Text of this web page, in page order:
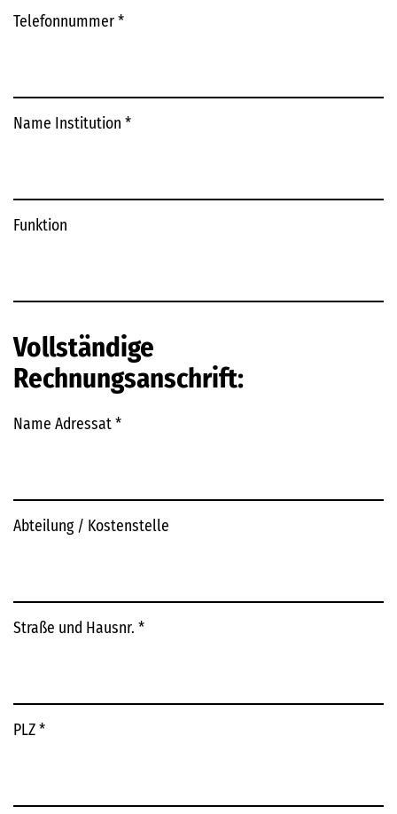
Telefonnummer*
Name Institution *
Funktion
Vollständige
Rechnungsanschrift:
Name Adressat*
Abteilung / Kostenstelle
Straße und Hausnr. *
PLZ*